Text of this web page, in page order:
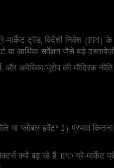
ट्रेंड, विदेशी निवेश
या आर्थिक सर्वेक्षण जैसे बड़े
अमेरिका/यूरोप की मौद्रिक
या ग्लोबल इवेंट? 2) प्रभाव
बढ़ रहे हैं; IPO ग्रे‑मार्केट